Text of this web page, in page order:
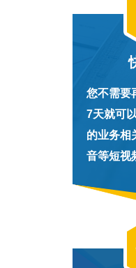
您不需要
7天就可
的业务相
音等短视